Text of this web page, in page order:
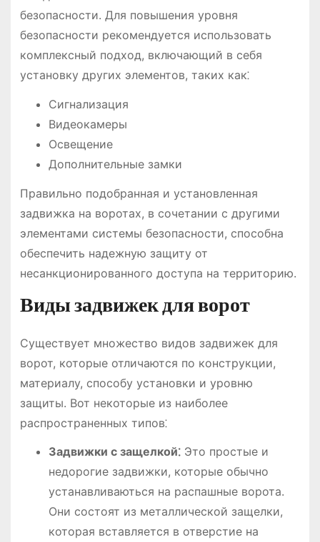
безопасности. Для повышения уровня
безопасности рекомендуется использовать
комплексный подход, включающий в себя
установку других элементов, таких как⁚
Сигнализация
Видеокамеры
Освещение
Дополнительные замки
Правильно подобранная и установленная
задвижка на воротах, в сочетании с другими
элементами системы безопасности, способна
обеспечить надежную защиту от
несанкционированного доступа на территорию.
Виды задвижек для ворот
Существует множество видов задвижек для
ворот, которые отличаются по конструкции,
материалу, способу установки и уровню
защиты. Вот некоторые из наиболее
распространенных типов⁚
Задвижки с защелкой⁚Это простые и
недорогие задвижки, которые обычно
устанавливаються на распашные ворота.
Они состоят из металлической защелки,
которая вставляется в отверстие на